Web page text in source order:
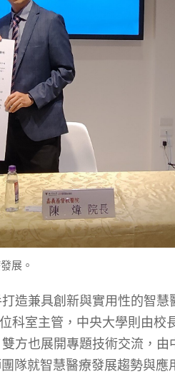
展。
造兼具創新與實用性的智慧
科室主管，中央大學則由校
方也展開專題技術交流，由
隊就智慧醫療發展趨勢與應